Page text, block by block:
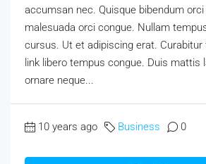
accumsan nec. Quisque bibendum
malesuada orci congue. Nullam
cursus. Ut et adipiscing erat.
link libero tempus congue. Duis mattis
ornare neque...
10 years ago Business 0